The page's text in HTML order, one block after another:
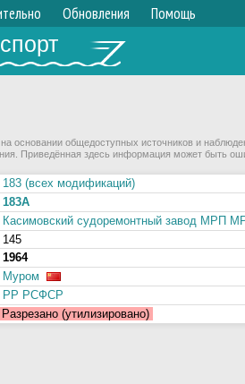
Обновления Помощь
основании общедоступных источников и
Приведённая здесь информация может быть
183 (всех модификаций)
183А
Касимовский судоремонтный завод МРП
145
1964
Муром
РР РСФСР
Разрезано (утилизировано)